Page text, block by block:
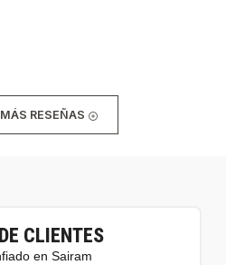
RESEÑAS
CLIENTES
en Sairam